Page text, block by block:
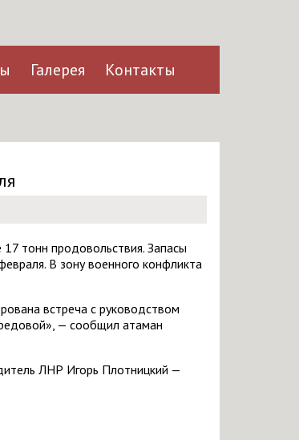
Галерея Контакты
тонн продовольствия. Запасы
В зону военного конфликта
встреча с руководством
— сообщил атаман
ЛНР Игорь Плотницкий —